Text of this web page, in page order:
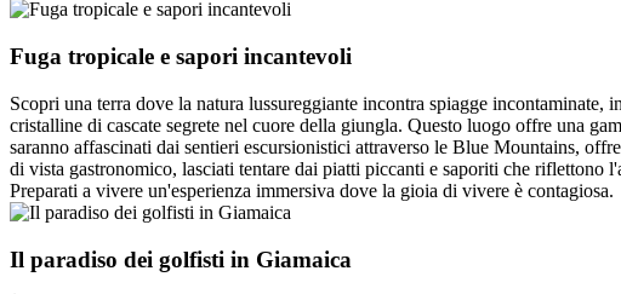
Fuga tropicale e sapori incantevoli
Scopri una terra dove la natura lussureggiante incontra spiagge
cristalline di cascate segrete nel cuore della giungla. Questo luogo offre una
saranno affascinati dai sentieri escursionistici attraverso le Blue Mountains,
di vista gastronomico, lasciati tentare dai piatti piccanti e saporiti che riflettono
Preparati a vivere un'esperienza immersiva dove la gioia di vivere è contagiosa.
Il paradiso dei golfisti in Giamaica